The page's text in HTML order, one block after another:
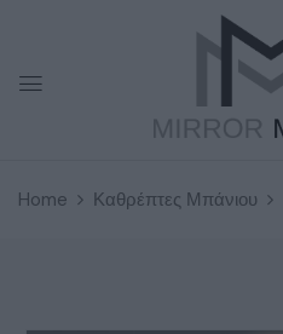
Home Καθρέπτες Μπάνιου